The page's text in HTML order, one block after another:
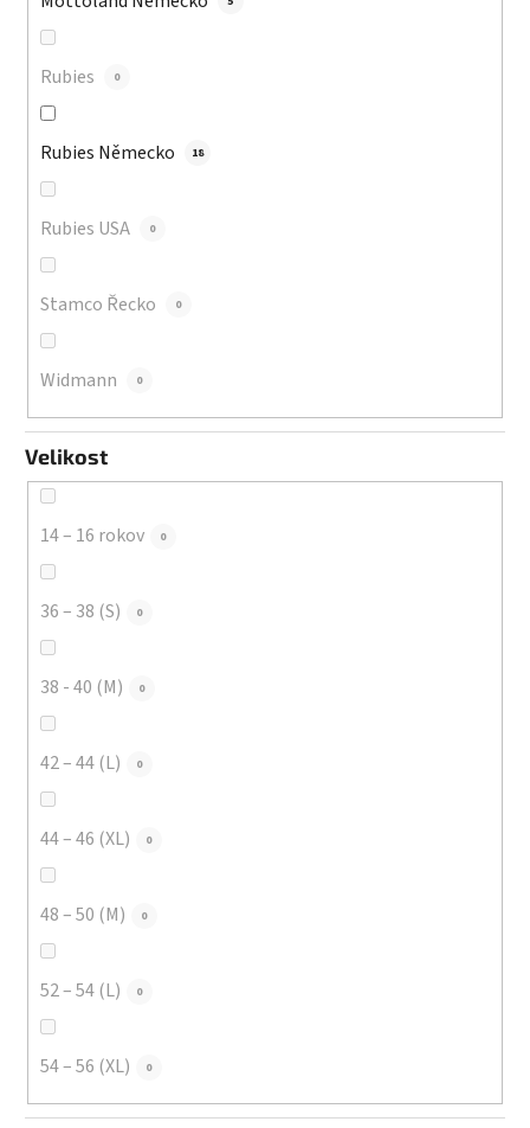
Rubies 0
Rubies Německo 18
Rubies USA 0
Stamco Řecko 0
Widmann 0
Velikost
14 – 16 rokov 0
36 – 38 (S) 0
38 - 40 (M) 0
42 – 44 (L) 0
44 – 46 (XL) 0
48 – 50 (M) 0
52 – 54 (L) 0
54 – 56 (XL) 0